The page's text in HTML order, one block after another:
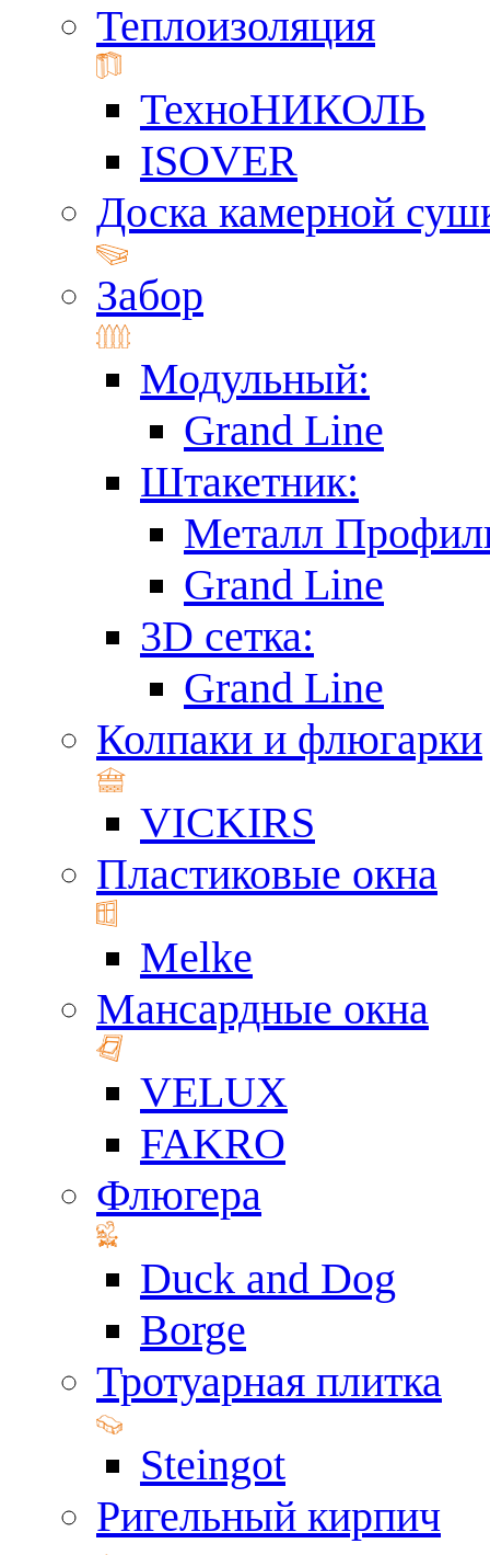
Теплоизоляция
ТехноНИКОЛЬ
ISOVER
Доска камерной
Забор
Модульный:
Grand Line
Штакетник:
Металл
Grand Line
3D сетка:
Grand Line
Колпаки и флюгарки
VICKIRS
Пластиковые окна
Melke
Мансардные окна
VELUX
FAKRO
Флюгера
Duck and Dog
Borge
Тротуарная плитка
Steingot
Ригельный кирпич